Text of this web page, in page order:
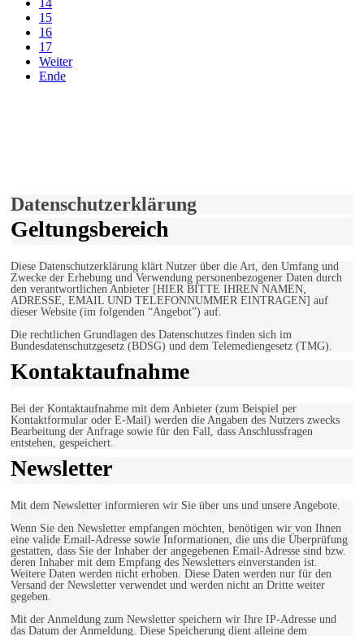
15
16
17
Weiter
Ende
Datenschutzerklärung
Geltungsbereich
Diese Datenschutzerklärung klärt Nutzer über die Art, den Umfang und
Zwecke der Erhebung und Verwendung personenbezogener Daten durch
den verantwortlichen Anbieter [HIER BITTE IHREN NAMEN,
ADRESSE, EMAIL UND TELEFONNUMMER EINTRAGEN] auf
dieser Website (im folgenden “Angebot”) auf.
Die rechtlichen Grundlagen des Datenschutzes finden sich im
Bundesdatenschutzgesetz (BDSG) und dem Telemediengesetz (TMG).
Kontaktaufnahme
Bei der Kontaktaufnahme mit dem Anbieter (zum Beispiel per
Kontaktformular oder E-Mail) werden die Angaben des Nutzers zwecks
Bearbeitung der Anfrage sowie für den Fall, dass Anschlussfragen
entstehen, gespeichert.
Newsletter
Mit dem Newsletter informieren wir Sie über uns und unsere Angebote.
Wenn Sie den Newsletter empfangen möchten, benötigen wir von Ihnen
eine valide Email-Adresse sowie Informationen, die uns die Überprüfung
gestatten, dass Sie der Inhaber der angegebenen Email-Adresse sind bzw.
deren Inhaber mit dem Empfang des Newsletters einverstanden ist.
Weitere Daten werden nicht erhoben. Diese Daten werden nur für den
Versand der Newsletter verwendet und werden nicht an Dritte weiter
gegeben.
Mit der Anmeldung zum Newsletter speichern wir Ihre IP-Adresse und
das Datum der Anmeldung. Diese Speicherung dient alleine dem